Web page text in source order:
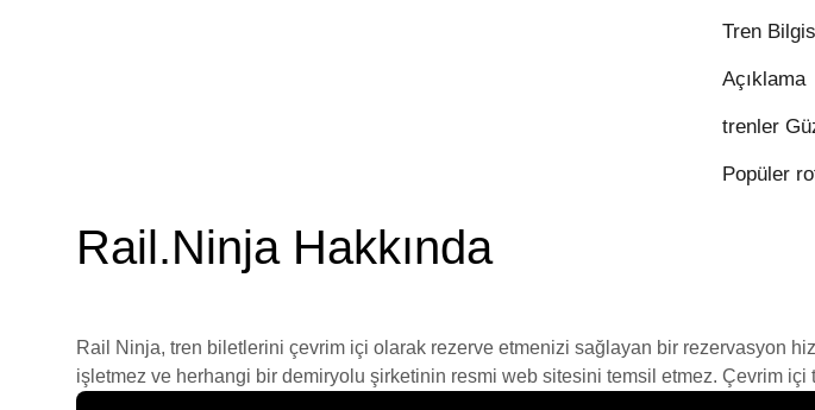
Tren
Açıklama
trenler
Popüler
Rail.Ninja Hakkında
Rail Ninja, tren biletlerini çevrim içi olarak rezerve etmenizi sağlayan bir rezervasyon
işletmez ve herhangi bir demiryolu şirketinin resmi web sitesini temsil etmez. Çevrim